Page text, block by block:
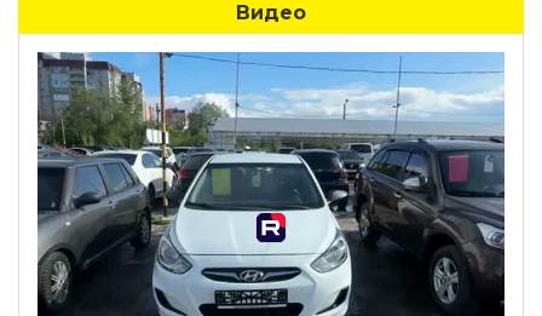
Видео